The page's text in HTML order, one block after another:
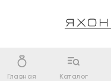
Главная Каталог